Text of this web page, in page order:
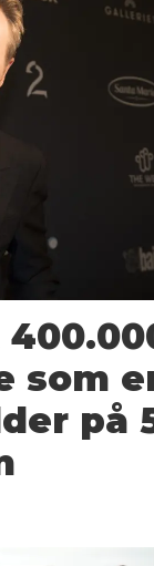
som
på